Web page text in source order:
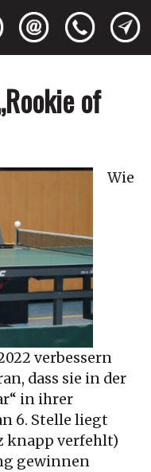
of
Wie
verbessern
dass sie in der
in ihrer
6. Stelle liegt
knapp verfehlt)
gewinnen